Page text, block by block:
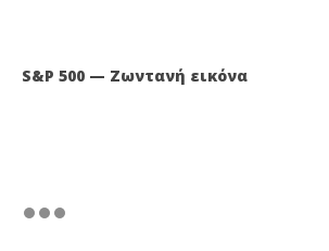
S&P 500 — Ζωντανή εικόνα